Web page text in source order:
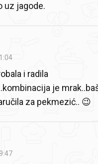
uz jagode.
i radila
je
za pekmezić.. 😉